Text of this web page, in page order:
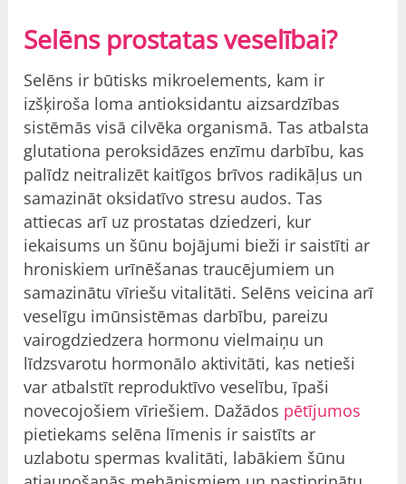
Selēns prostatas veselībai?
Selēns ir būtisks mikroelements, kam ir
izšķiroša loma antioksidantu aizsardzības
sistēmās visā cilvēka organismā. Tas atbalsta
glutationa peroksidāzes enzīmu darbību, kas
palīdz neitralizēt kaitīgos brīvos radikāļus un
samazināt oksidatīvo stresu audos. Tas
attiecas arī uz prostatas dziedzeri, kur
iekaisums un šūnu bojājumi bieži ir saistīti ar
hroniskiem urīnēšanas traucējumiem un
samazinātu vīriešu vitalitāti. Selēns veicina arī
veselīgu imūnsistēmas darbību, pareizu
vairogdziedzera hormonu vielmaiņu un
līdzsvarotu hormonālo aktivitāti, kas netieši
var atbalstīt reproduktīvo veselību, īpaši
novecojošiem vīriešiem. Dažādos pētījumos
pietiekams selēna līmenis ir saistīts ar
uzlabotu spermas kvalitāti, labākiem šūnu